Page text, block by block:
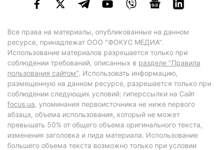
Все права на материалы, опубликованные на данном
ресурсе, принадлежат ООО "ФОКУС МЕДИА".
Использование материалов разрешается только при
соблюдении требований, описанных в разделе "Правила
пользования сайтом". Использовать информацию,
размещенную на данном ресурсе, разрешается только при
соблюдении следующих условий: гиперссылки на Сайт
focus.ua, упоминания первоисточника не ниже первого
абзаца, объема использования, который не может
превышать 50% от общего объема оригинального текста,
изменения заголовка и лида материала. Использование
большего объема текста возможно только при условии